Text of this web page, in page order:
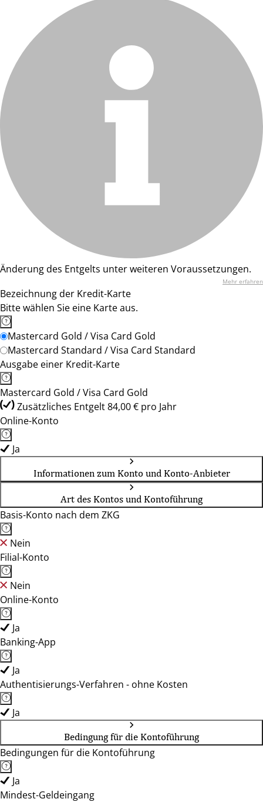
Änderung des Entgelts unter weiteren Voraussetzungen.
Mehr erfahren
Bezeichnung der Kredit-Karte
Bitte wählen Sie eine Karte aus.
Mastercard Gold / Visa Card Gold
Mastercard Standard / Visa Card Standard
Ausgabe einer Kredit-Karte
Mastercard Gold / Visa Card Gold
Zusätzliches Entgelt 84,00 € pro Jahr
Online-Konto
Ja
Informationen zum Konto und Konto-Anbieter
Art des Kontos und Kontoführung
Basis-Konto nach dem ZKG
Nein
Filial-Konto
Nein
Online-Konto
Ja
Banking-App
Ja
Authentisierungs-Verfahren - ohne Kosten
Ja
Bedingung für die Kontoführung
Bedingungen für die Kontoführung
Ja
Mindest-Geldeingang